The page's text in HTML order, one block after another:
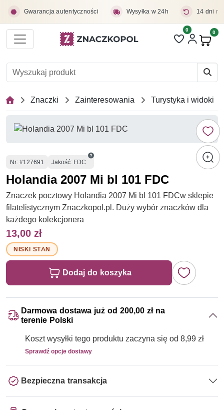
Gwarancja autentyczności Wysyłka w 24h 14 dni
Liczba pozycji
0 0
Znaczki Zainteresowania Turystyka i widoki
Numer
Nr: #127691 Jakość: FDC
Holandia 2007 Mi bl 101 FDC
Znaczek pocztowy Holandia 2007 Mi bl 101 FDCw sklepie
filatelistycznym Znaczkopol.pl. Duży wybór znaczków dla
każdego kolekcjonera
13,00 zł
NISKI STAN
Dodaj do koszyka
Darmowa dostawa już od 200,00 zł na
terenie Polski
Koszt wysyłki tego produktu zaczyna się od 8,99 zł
Sprawdź opcje dostawy
Bezpieczna transakcja